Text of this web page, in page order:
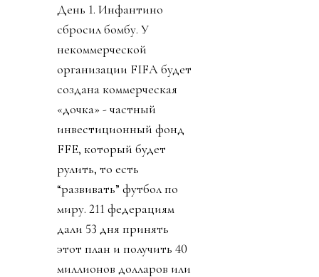
День 1. Инфантино
сбросил бомбу. У
некоммерческой
организации FIFA будет
создана коммерческая
«дочка» - частный
инвестиционный фонд
FFE, который будет
рулить, то есть
“развивать” футбол по
миру. 211 федерациям
дали 53 дня принять
этот план и получить 40
миллионов долларов или